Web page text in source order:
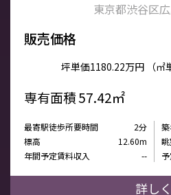
東京都渋谷区
販売価格
坪単価1180.22万円 （㎡
専有面積57.42㎡
最寄駅徒歩所要時間
2分
標高
12.60m
年間予定賃料収入
--
詳しく